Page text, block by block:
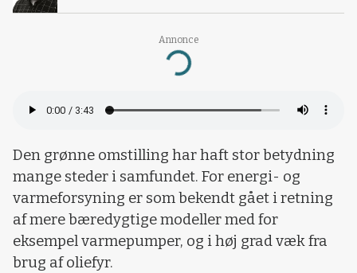
Annonce
Loading...
Den grønne omstilling har haft stor betydning
mange steder i samfundet. For energi- og
varmeforsyning er som bekendt gået i retning
af mere bæredygtige modeller med for
eksempel varmepumper, og i høj grad væk fra
brug af oliefyr.